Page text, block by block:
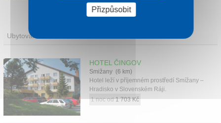
Ubytování
HOTEL ČINGOV
Smižany (6 km)
Hotel leží v příjemném prostředí Smížany –
Hradisko v Slovenském Ráji.
1 noc od1 703 Kč
Přizpůsobit